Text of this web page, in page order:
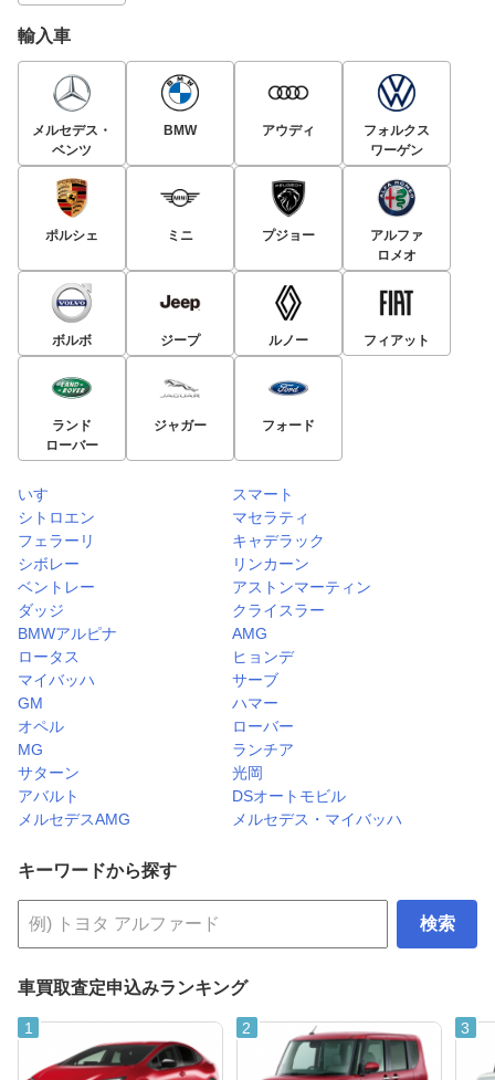
輸入車
メルセデス・
ベンツ
BMW アウディ
フォルクス
ワーゲン
ポルシェ ミニ プジョー
アルファ
ロメオ
ボルボ ジープ ルノー フィアット
ランド
ローバー
ジャガー フォード
いすゞ
スマート
シトロエン
マセラティ
フェラーリ
キャデラック
シボレー
リンカーン
ベントレー
アストンマーティン
ダッジ
クライスラー
BMWアルピナ
AMG
ロータス
ヒョンデ
マイバッハ
サーブ
GM
ハマー
オペル
ローバー
MG
ランチア
サターン
光岡
アバルト
DSオートモビル
メルセデスAMG
メルセデス・マイバッハ
キーワードから探す
検索
車買取査定申込みランキング